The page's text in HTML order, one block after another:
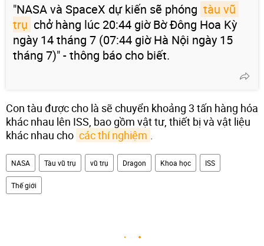
"NASA và SpaceX dự kiến sẽ phóng tàu vũ
trụ chở hàng lúc 20:44 giờ Bờ Đông Hoa Kỳ
ngày 14 tháng 7 (07:44 giờ Hà Nội ngày 15
tháng 7)" - thông báo cho biết.
Con tàu được cho là sẽ chuyển khoảng 3 tấn hàng hóa
khác nhau lên ISS, bao gồm vật tư, thiết bị và vật liệu
khác nhau cho các thí nghiệm
NASA Tàu vũ trụ vũ trụ Dragon Khoa học ISS
Thế giới